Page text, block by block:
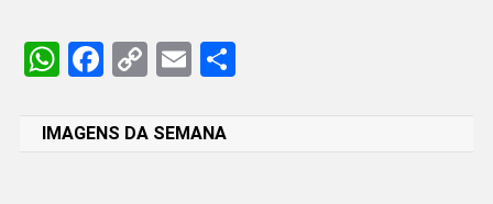
WhatsApp
Facebook
CopyEmailShare
IMAGENS DA SEMANA